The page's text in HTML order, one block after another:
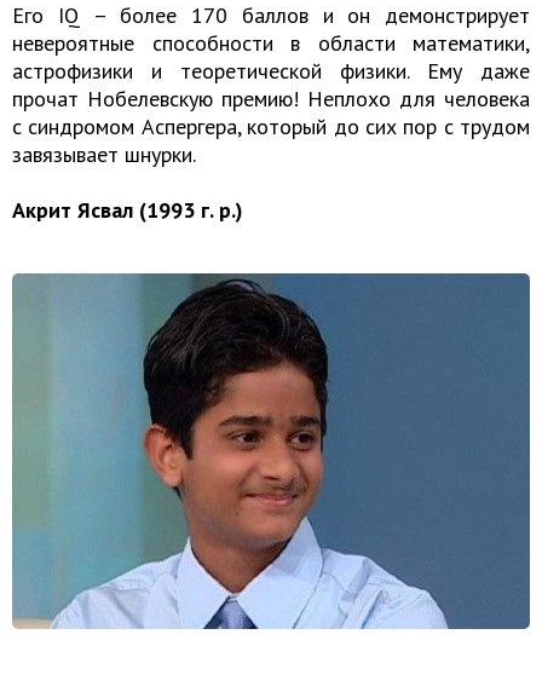
Его IQ – более 170 баллов и он демонстрирует
невероятные способности в области математики,
астрофизики и теоретической физики. Ему даже
прочат Нобелевскую премию! Неплохо для человека
с синдромом Аспергера, который до сих пор с трудом
завязывает шнурки.
Акрит Ясвал (1993 г. р.)